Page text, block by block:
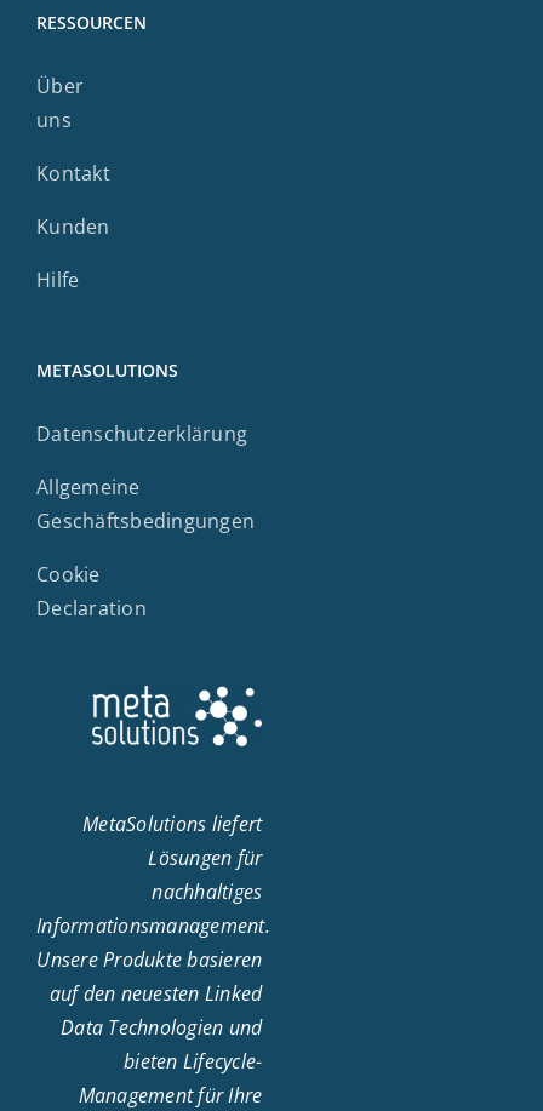
RESSOURCEN
Über
uns
Kontakt
Kunden
Hilfe
METASOLUTIONS
Datenschutzerklärung
Allgemeine
Geschäftsbedingungen
Cookie
Declaration
MetaSolutions liefert
Lösungen für
nachhaltiges
Informationsmanagement.
Unsere Produkte basieren
auf den neuesten Linked
Data Technologien und
bieten Lifecycle-
Management für Ihre